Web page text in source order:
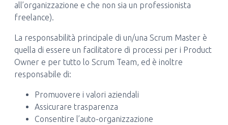
all’organizzazione e che non sia un professionista
freelance).
La responsabilità principale di un/una Scrum Master è
quella di essere un facilitatore di processi per i Product
Owner e per tutto lo Scrum Team, ed è inoltre
responsabile di:
Promuovere i valori aziendali
Assicurare trasparenza
Consentire l’auto-organizzazione